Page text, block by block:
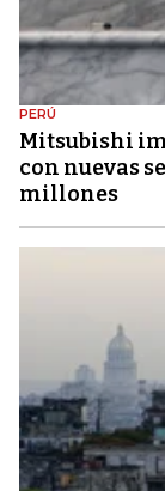
PERÚ
Mitsubishi
con nuevas
millones